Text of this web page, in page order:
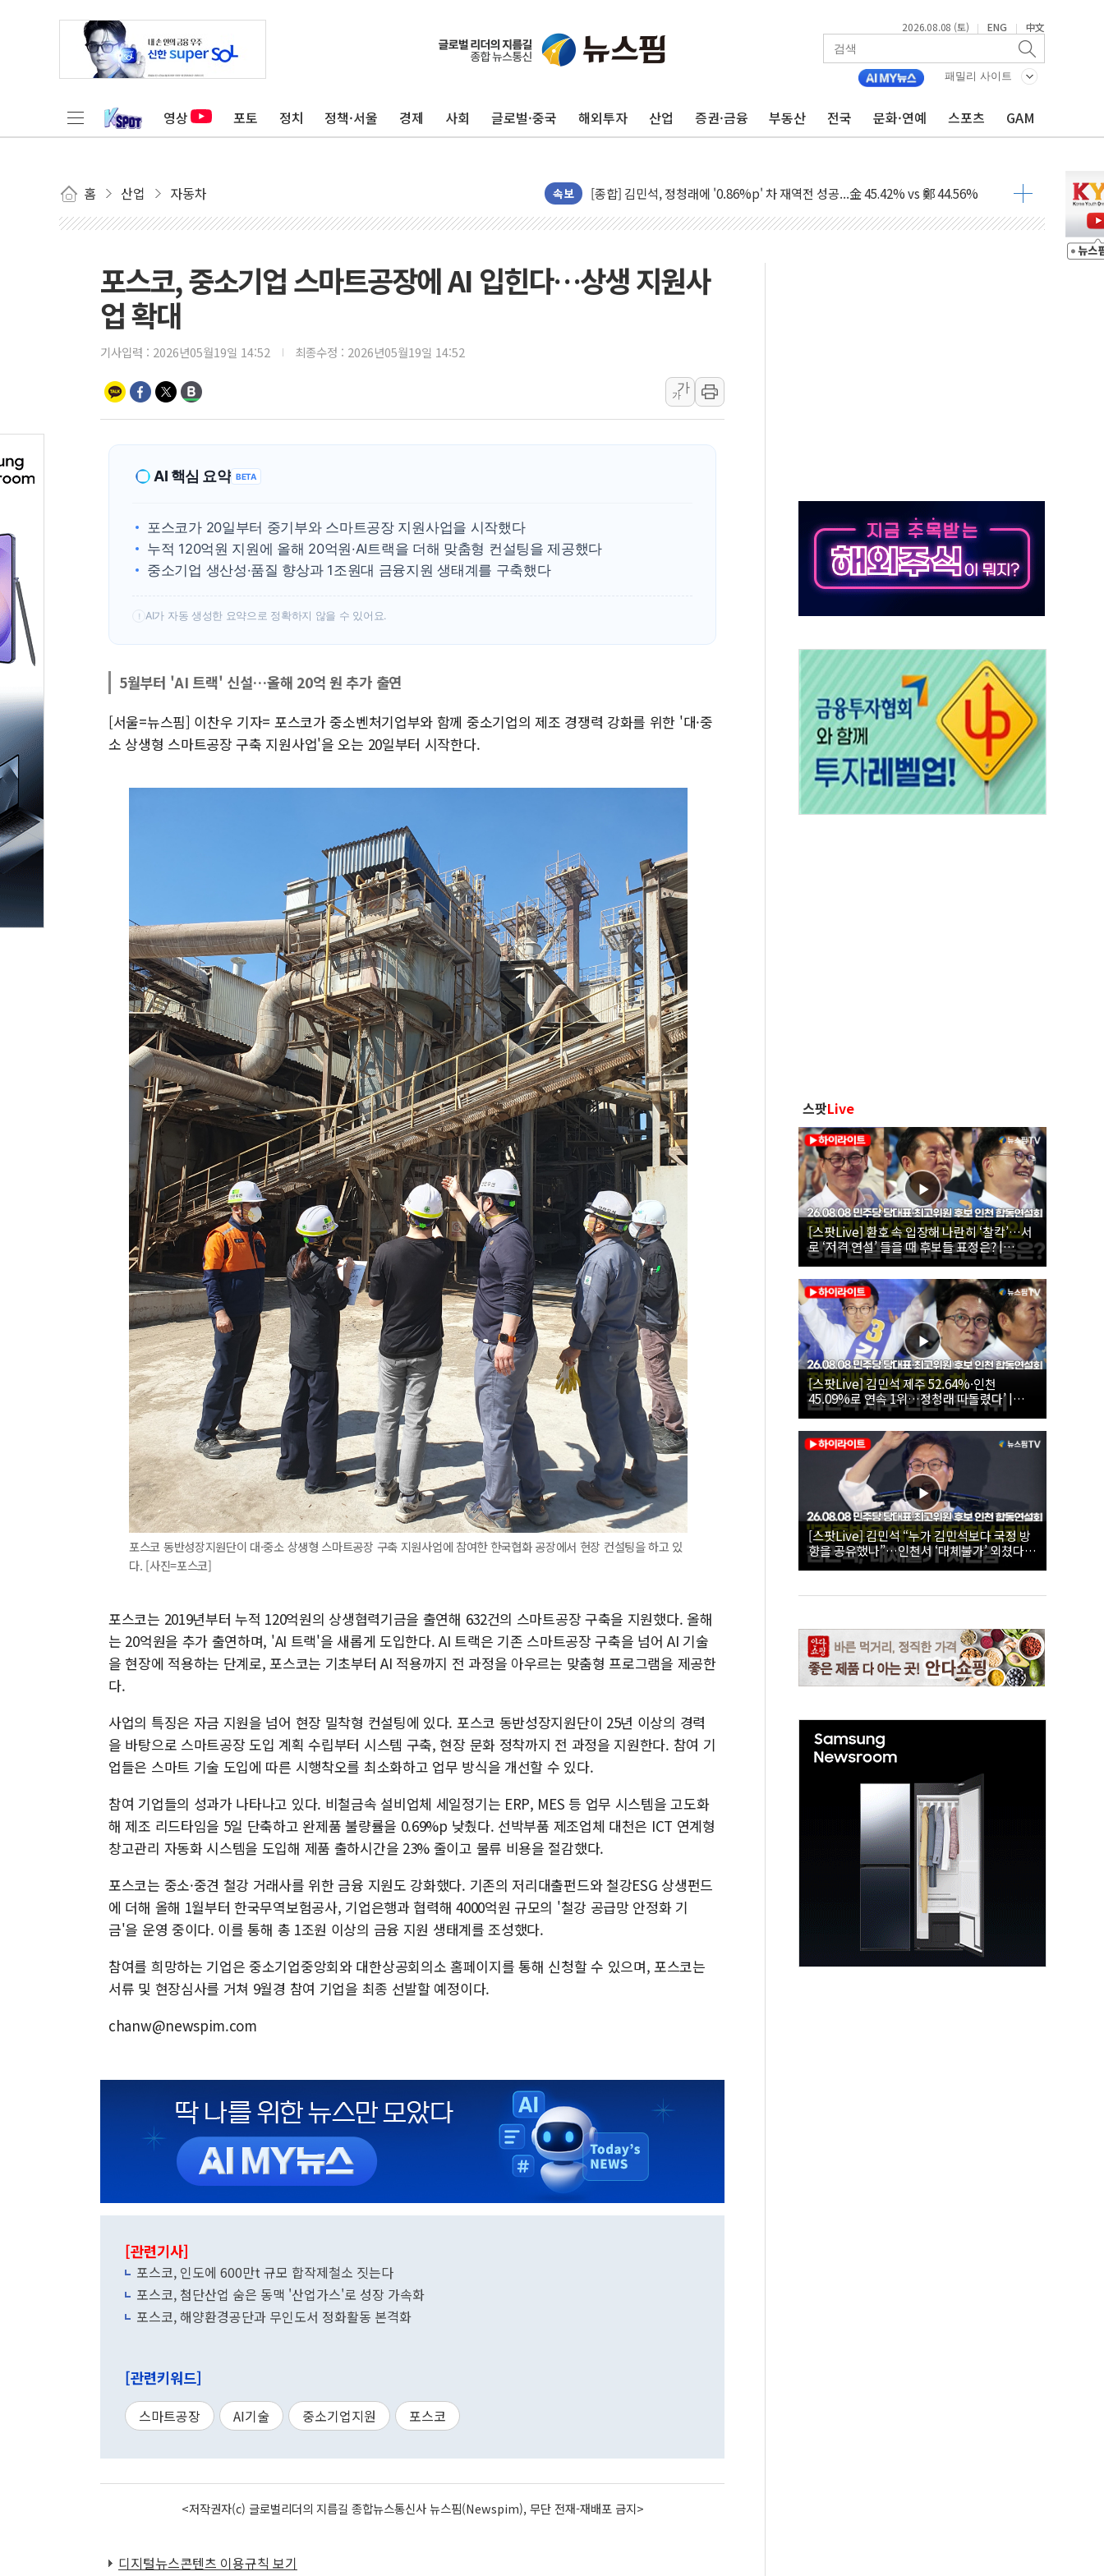
2026.08.08 (토) | ENG | 中文
패밀리 사이트
영상 포토 정치 정책·서울 경제 사회 글로벌·중국 해외투자 산업 증권·금융 부동산 전국 문화·연예 스포츠 GAM
홈 산업 자동차 속보
포항시 재난예산 40억 긴급 투입…고수온 양식장 복구·지원 '총력'
인천 합동연설회 나선 송영길·정청래·김민석 당대표 후보
김민석, 2주차 제주·인천 경선서 정청래에 승리...47.75% vs 42.08%
[속보] 민주, 제주·인천 경선 결과 발표...김민석 47.75% 정청래 42.08%
[속보] 민주, 인천 경선 결과 발표...김민석 45.09% 정청래 43.27% 송영길 11.63%
강릉·동해·삼척 시간당 최대 50㎜ 폭우…강원 동해안 강한 비 이어져
폐기물 수거하다 참변…60대 환경미화원 수거차에 치여 사망
서울 중랑구 주택가서 흉기 난동…60대 남성 2명 숨져
추미애, '위안부' 피해자 기림의 날 참석..."국제적 시민 연대로 목소리 내야"
인천 선재도 갯벌서 해루질 중 실종 60대 나흘만에 숨진 채 발견
인천서 말다툼 중 어머니 흉기 살해 10대 아들 체포
'화합' 꺼낸 김민석에 '뻔뻔' 받아친 정청래…제주 연설서 신경전 고조
포스코, 중소기업 스마트공장에 AI 입힌다…상생 지원사
업 확대
기사입력 : 2026년05월19일 14:52 최종수정 : 2026년05월19일 14:52
가
가
AI 핵심 요약 BETA
포스코가 20일부터 중기부와 스마트공장 지원사업을 시작했다
누적 120억원 지원에 올해 20억원·AI트랙을 더해 맞춤형 컨설팅을 제공했다
중소기업 생산성·품질 향상과 1조원대 금융지원 생태계를 구축했다
! AI가 자동 생성한 요약으로 정확하지 않을 수 있어요.
5월부터 'AI 트랙' 신설…올해 20억 원 추가 출연
[서울=뉴스핌] 이찬우 기자= 포스코가 중소벤처기업부와 함께 중소기업의 제조 경쟁력 강화를 위한 '대·중
소 상생형 스마트공장 구축 지원사업'을 오는 20일부터 시작한다.
포스코 동반성장지원단이 대·중소 상생형 스마트공장 구축 지원사업에 참여한 한국협화 공장에서 현장 컨설팅을 하고 있
다. [사진=포스코]
포스코는 2019년부터 누적 120억원의 상생협력기금을 출연해 632건의 스마트공장 구축을 지원했다. 올해
는 20억원을 추가 출연하며, 'AI 트랙'을 새롭게 도입한다. AI 트랙은 기존 스마트공장 구축을 넘어 AI 기술
을 현장에 적용하는 단계로, 포스코는 기초부터 AI 적용까지 전 과정을 아우르는 맞춤형 프로그램을 제공한
다.
사업의 특징은 자금 지원을 넘어 현장 밀착형 컨설팅에 있다. 포스코 동반성장지원단이 25년 이상의 경력
을 바탕으로 스마트공장 도입 계획 수립부터 시스템 구축, 현장 문화 정착까지 전 과정을 지원한다. 참여 기
업들은 스마트 기술 도입에 따른 시행착오를 최소화하고 업무 방식을 개선할 수 있다.
참여 기업들의 성과가 나타나고 있다. 비철금속 설비업체 세일정기는 ERP, MES 등 업무 시스템을 고도화
해 제조 리드타임을 5일 단축하고 완제품 불량률을 0.69%p 낮췄다. 선박부품 제조업체 대천은 ICT 연계형
창고관리 자동화 시스템을 도입해 제품 출하시간을 23% 줄이고 물류 비용을 절감했다.
포스코는 중소·중견 철강 거래사를 위한 금융 지원도 강화했다. 기존의 저리대출펀드와 철강ESG 상생펀드
에 더해 올해 1월부터 한국무역보험공사, 기업은행과 협력해 4000억원 규모의 '철강 공급망 안정화 기
금'을 운영 중이다. 이를 통해 총 1조원 이상의 금융 지원 생태계를 조성했다.
참여를 희망하는 기업은 중소기업중앙회와 대한상공회의소 홈페이지를 통해 신청할 수 있으며, 포스코는
서류 및 현장심사를 거쳐 9월경 참여 기업을 최종 선발할 예정이다.
chanw@newspim.com
[관련기사]
포스코, 인도에 600만t 규모 합작제철소 짓는다
포스코, 첨단산업 숨은 동맥 '산업가스'로 성장 가속화
포스코, 해양환경공단과 무인도서 정화활동 본격화
[관련키워드]
스마트공장 AI기술 중소기업지원 포스코
<저작권자(c) 글로벌리더의 지름길 종합뉴스통신사 뉴스핌(Newspim), 무단 전재-재배포 금지>
디지털뉴스콘텐츠 이용규칙 보기
스팟Live
[스팟Live] 환호 속 입장해 나란히 ‘찰칵’…서
로 ‘저격 연설’ 들을 때 후보들 표정은? |
26.08.08 더불어민주당 당대표·최고위원 후
보 인천 합동연설회
[스팟Live] 김민석 제주 52.64%·인천
45.09%로 연속 1위…정청래 따돌렸다’ |
26.08.08 더불어민주당 당대표·최고위원 후
보 인천 합동연설회
[스팟Live] 김민석 “누가 김민석보다 국정 방
향을 공유했나”…인천서 ‘대체불가’ 외쳤다 |
26.08.08 더불어민주당 당대표·최고위원 후